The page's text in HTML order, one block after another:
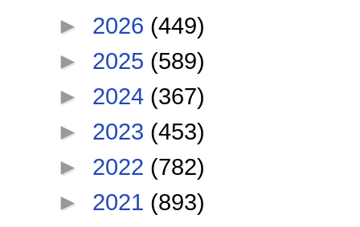
► 2026 (449)
► 2025 (589)
► 2024 (367)
► 2023 (453)
► 2022 (782)
► 2021 (893)